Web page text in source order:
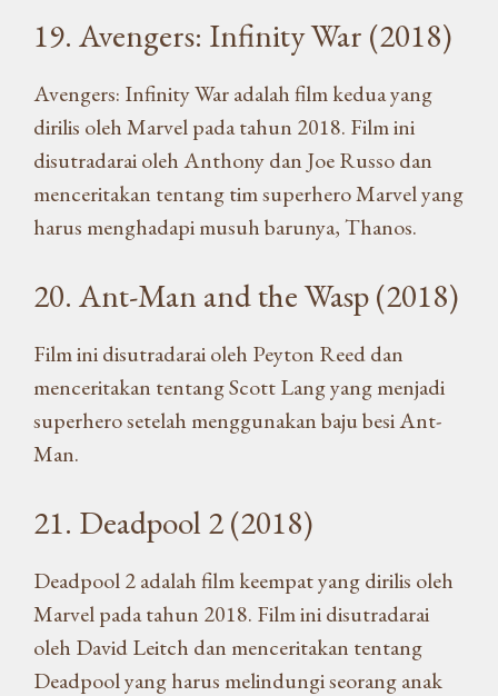
19. Avengers: Infinity War (2018)
Avengers: Infinity War adalah film kedua yang
dirilis oleh Marvel pada tahun 2018. Film ini
disutradarai oleh Anthony dan Joe Russo dan
menceritakan tentang tim superhero Marvel yang
harus menghadapi musuh barunya, Thanos.
20. Ant-Man and the Wasp (2018)
Film ini disutradarai oleh Peyton Reed dan
menceritakan tentang Scott Lang yang menjadi
superhero setelah menggunakan baju besi Ant-
Man.
21. Deadpool 2 (2018)
Deadpool 2 adalah film keempat yang dirilis oleh
Marvel pada tahun 2018. Film ini disutradarai
oleh David Leitch dan menceritakan tentang
Deadpool yang harus melindungi seorang anak